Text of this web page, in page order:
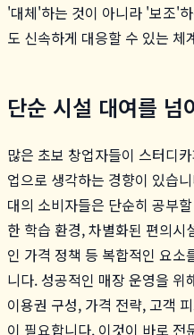
'대체'하는 것이 아니라 '보조'
도 신속하게 대응할 수 있는
단순 시설 대여를
많은 초보 창업자들이 스터디
업으로 생각하는 경향이 있습
대의 소비자들은 단순히 공부
한 학습 환경, 차별화된 편의시
인 가격 정책 등 복합적인 요
니다. 성공적인 매장 운영을
이용권 구성, 가격 전략, 고객
이 필요합니다. 이것이 바로 전